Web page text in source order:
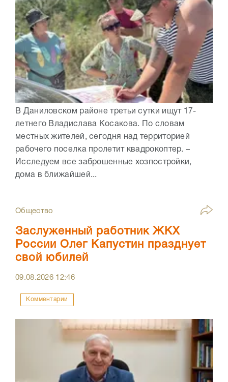
В Даниловском районе третьи сутки ищут 17-
летнего Владислава Косакова. По словам
местных жителей, сегодня над территорией
рабочего поселка пролетит квадрокоптер. –
Исследуем все заброшенные хозпостройки,
дома в ближайшей...
Общество
Заслуженный работник ЖКХ
России Олег Капустин празднует
свой юбилей
09.08.2026 12:46
Комментарии